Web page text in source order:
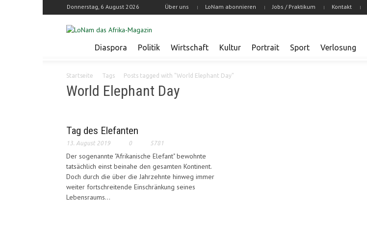
Donnerstag, 6 August 2026 Über uns LoNam abonnieren Jobs / Praktikum Kontakt
Diaspora Politik Wirtschaft Kultur Portrait Sport Verlosung
Startseite Tags Posts tagged with "World Elephant Day"
World Elephant Day
Tag des Elefanten
13. August 2019 0 5781
Der sogenannte "Afrikanische Elefant" bewohnte
tatsächlich einst beinahe den gesamten Kontinent.
Doch durch die über die Jahrzehnte hinweg immer
weiter fortschreitende Einschränkung seines
Lebensraums...